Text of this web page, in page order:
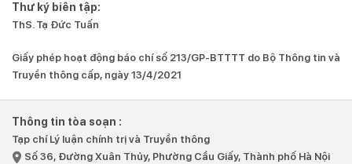
Thư ký biên tập:
ThS. Tạ Đức Tuấn
Giấy phép hoạt động báo chí số 213/GP-BTTTT do Bộ Thông tin và
Truyền thông cấp, ngày 13/4/2021
Thông tin tòa soạn :
Tạp chí Lý luận chính trị và Truyền thông
Số 36, Đường Xuân Thủy, Phường Cầu Giấy, Thành phố Hà Nội